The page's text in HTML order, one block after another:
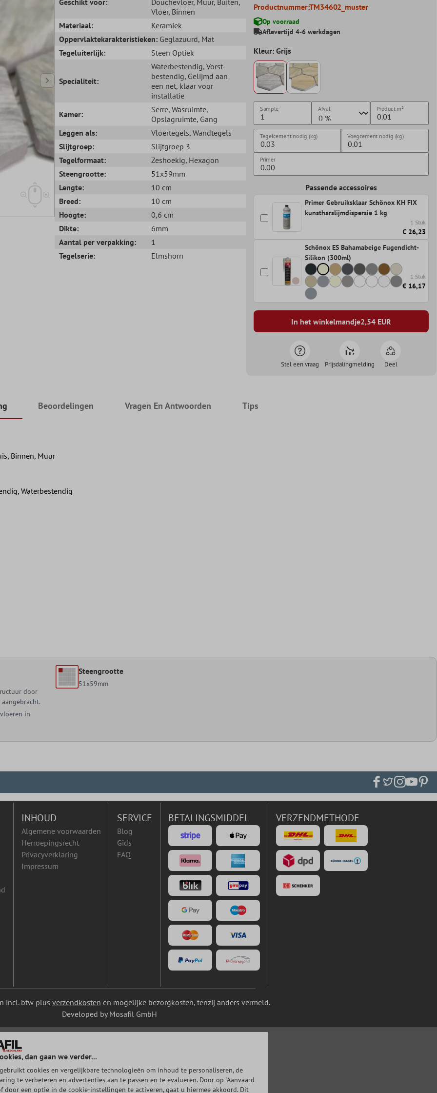
Vloer, Binnen
Materiaal:
Keramiek
Oppervlaktekarakteristieken: Geglazuurd, Mat
Tegeluiterlijk:
Steen Optiek
Specialiteit:
Waterbestendig, Vorst-
bestendig, Gelijmd aan
een net, klaar voor
installatie
Kamer:
Serre, Wasruimte,
Opslagruimte, Gang
Leggen als:
Vloertegels, Wandtegels
Slijtgroep:
Slijtgroep 3
Tegelformaat:
Zeshoekig, Hexagon
Steengrootte:
51x59mm
Lengte:
10 cm
Breed:
10 cm
Hoogte:
0,6 cm
Dikte:
6mm
Aantal per verpakking:
1
Tegelserie:
Elmshorn
Productnummer:TM34602_muster
Op voorraad
Aflevertijd 4-6 werkdagen
Kleur: Grijs
Sample Afval Productm²
Tegelcement nodig (kg) Voegcement nodig (kg)
Primer
Passende accessoires
Primer Gebruiksklaar Schönox KH FIX
kunstharslijmdispersie 1 kg
1 Stuk
€ 26,23
Schönox ES Bahamabeige Fugendicht-
Silikon (300ml)
1 Stuk
€ 16,17
In het winkelmandje2,54EUR
Stel een vraag Prijsdalingmelding Deel
Beoordelingen Vragen En Antwoorden Tips
Binnen, Muur
Waterbestendig
door
in
Steengrootte
51x59mm
INHOUD
Algemene voorwaarden
Herroepingsrecht
Privacyverklaring
Impressum
SERVICE
Blog
Gids
FAQ
BETALINGSMIDDEL VERZENDMETHODE
incl. btw plus verzendkosten en mogelijke bezorgkosten, tenzij anders vermeld.
Developed by Mosafil GmbH
dan gaan we verder...
cookies en vergelijkbare technologieën om inhoud te personaliseren, de
te verbeteren en advertenties aan te passen en te evalueren. Door op "Aanvaard
door een optie in de cookie-instellingen te activeren, gaat u hiermee akkoord. Dit